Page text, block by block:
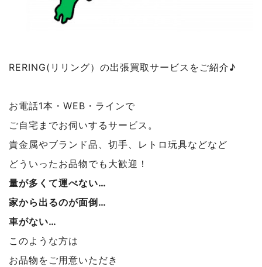
RERING(リリング）の出張買取サービスをご紹介♪
お電話1本・WEB・ラインで
ご自宅までお伺いするサービス。
貴金属やブランド品、切手、レトロ玩具などなど
どういったお品物でも大歓迎！
量が多くて運べない…
家から出るのが面倒…
車がない…
このような方は
お品物をご用意いただき